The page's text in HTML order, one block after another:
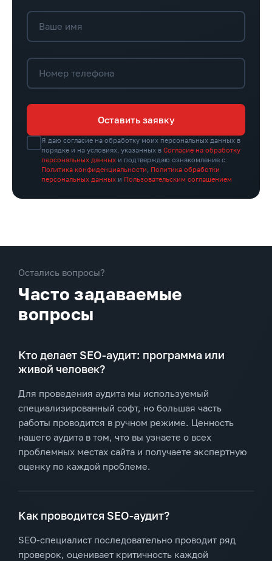
Ваше имя
Номер телефона
Оставить заявку
Я даю согласие на обработку моих персональных данных в
порядке и на условиях, указанных в Согласие на обработку
персональных данных и подтверждаю ознакомление с
Политика конфиденциальности
Политика обработки
персональных данных и Пользовательским соглашением
Остались вопросы?
Часто задаваемые
вопросы
Кто делает SEO-аудит: программа или
живой человек?
Для проведения аудита мы используемый
специализированный софт, но большая часть
работы проводится в ручном режиме. Ценность
нашего аудита в том, что вы узнаете о всех
проблемных местах сайта и получаете экспертную
оценку по каждой проблеме.
Как проводится SEO-аудит?
SEO-специалист последовательно проводит ряд
проверок, оценивает критичность каждой